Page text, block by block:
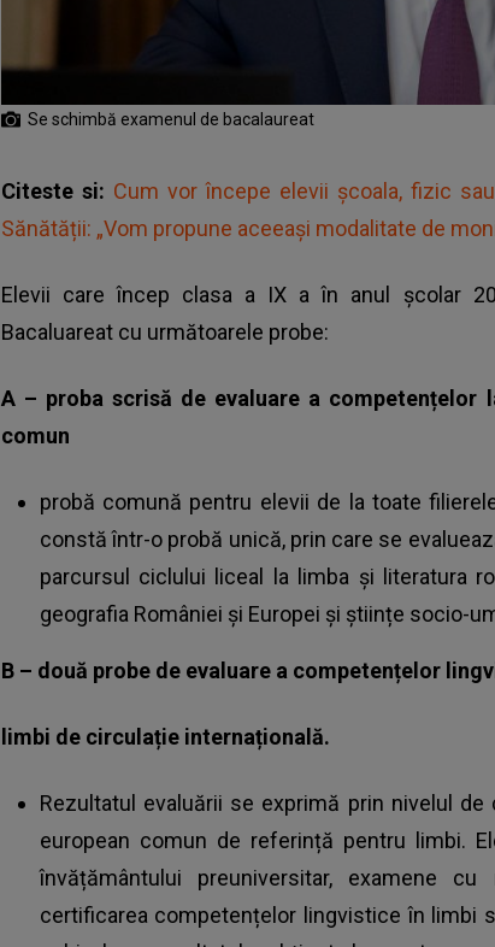
Se schimbă examenul de bacalaureat
Citeste si: Cum vor începe elevii școala, fizic
Sănătății: „Vom propune aceeaşi modalitate de
E​levii care încep clasa a IX a în anul școlar
Bacaluareatcu următoarele probe:
A – proba scrisă de evaluare a competențelor
comun
probă comună pentru elevii de la toate
constă într-o probă unică, prin care se
parcursul ciclului liceal la limba și literatura
geografia României și Europei și științe socio-
B – două probe de evaluare a competențelor
limbi de circulație internațională.
Rezultatul evaluării se exprimă prin nivelul
european comun de referință pentru limbi.
învățământului preuniversitar, examene cu
certificarea competențelor lingvistice în limbi